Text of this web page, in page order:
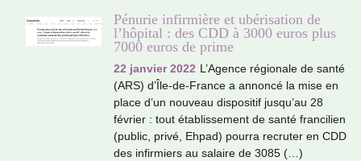
Pénurie infirmière et ubérisation de
l’hôpital : des CDD à 3000 euros plus
7000 euros de prime
22 janvier 2022 L’Agence régio­nale de santé
(ARS) d’Île-de-France a annoncé la mise en
place d’un nou­veau dis­po­si­tif jusqu’au 28
février : tout établissement de santé fran­ci­lien
(public, privé, Ehpad) pourra recru­ter en CDD
des infir­miers au salaire de 3085 (…)